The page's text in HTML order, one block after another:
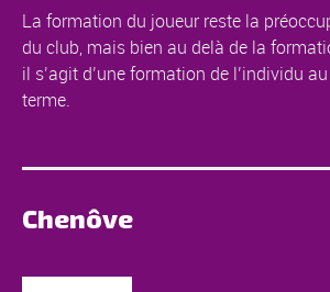
La formation du joueur reste la
du club, mais bien au delà de la
il s’agit d’une formation de l’individu
terme.
Chenôve